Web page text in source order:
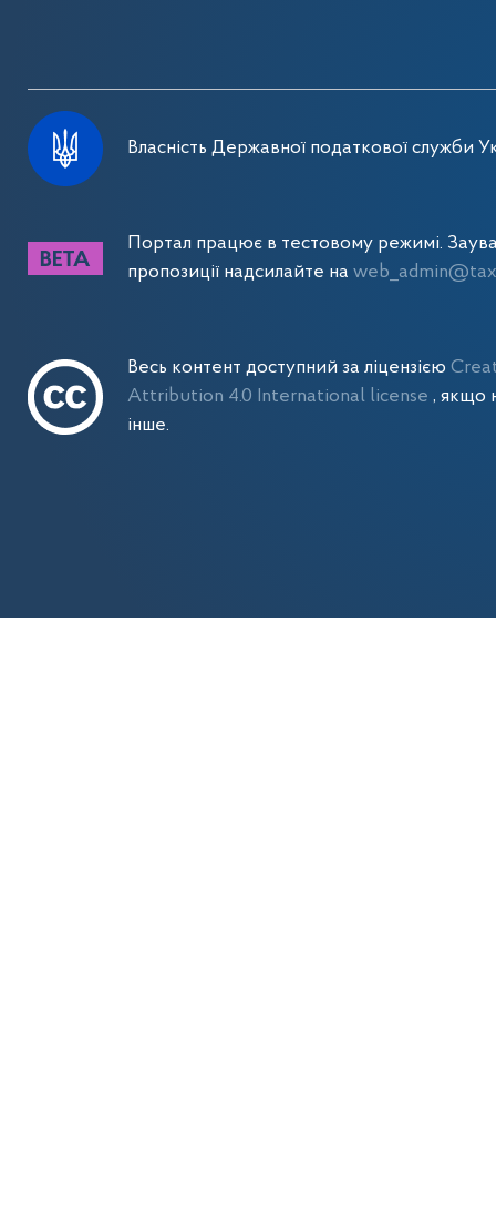
Власність Державної податкової служби
Портал працює в тестовому режимі.
пропозиції надсилайте на
Весь контент доступний за ліцензією
Attribution 4.0 International license , якщо
інше.